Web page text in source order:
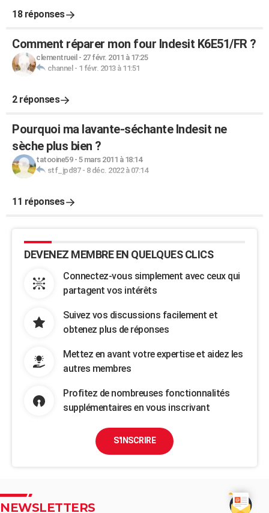
18 réponses
Comment réparer mon four Indesit K6E51/FR ?
clementrueil - 27 févr. 2011 à 17:25
channel - 1 févr. 2013 à 11:51
2 réponses
Pourquoi ma lavante-séchante Indesit ne
sèche plus bien ?
tatooine59- 5 mars 2011 à 18:14
stf_jpd87- 8 déc. 2022 à 07:14
11 réponses
DEVENEZ MEMBRE EN QUELQUES CLICS
Connectez-vous simplement avec ceux qui
partagent vos intérêts
Suivez vos discussions facilement et
obtenez plus de réponses
Mettez en avant votre expertise et aidez les
autres membres
Profitez de nombreuses fonctionnalités
supplémentaires en vous inscrivant
S'INSCRIRE
NEWSLETTERS